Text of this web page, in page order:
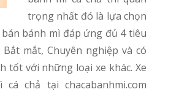
trọng nhất đó là lựa chọn
bán bánh mì đáp ứng đủ 4 tiêu
Bắt mắt, Chuyên nghiệp và có
tốt với những loại xe khác. Xe
chả tại chacabanhmi.com